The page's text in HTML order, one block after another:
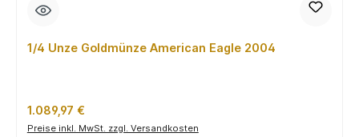
1/4 Unze Goldmünze American Eagle 2004
Regulärer Preis:
1.089,97 €
Preise inkl. MwSt. zzgl. Versandkosten